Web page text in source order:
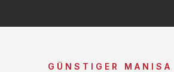
GÜNSTIGER MANISA